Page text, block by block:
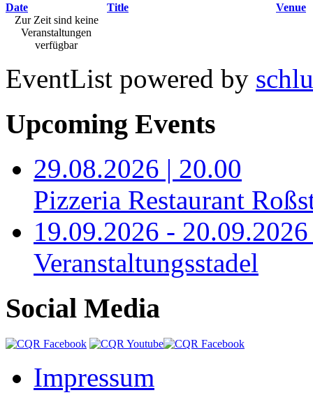
Date Title
Venue
Zur Zeit sind keine
Veranstaltungen
verfügbar
EventList powered by
Upcoming Events
29.08.2026 | 20.00
Pizzeria Restaurant
19.09.2026 -
Veranstaltungsstadel
Social Media
Impressum